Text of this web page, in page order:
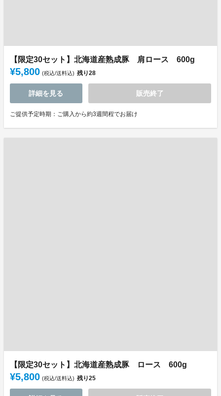
【限定30セット】北海道産熟成豚 肩ロース 600g
¥5,800 (税込/送料込) 残り28
詳細を見る 販売終了
ご提供予定時期：ご購入から約3週間程でお届け
【限定30セット】北海道産熟成豚 ロース 600g
¥5,800 (税込/送料込) 残り25